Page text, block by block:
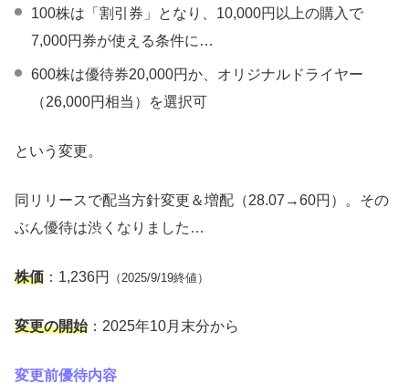
100株は「割引券」となり、10,000円以上の購入で
7,000円券が使える条件に…
600株は優待券20,000円か、オリジナルドライヤー
（26,000円相当）を選択可
という変更。
同リリースで配当方針変更＆増配（28.07→60円）。その
ぶん優待は渋くなりました…
株価 ：1,236円 （2025/9/19終値）
変更の開始：2025年10月末分から
変更前優待内容